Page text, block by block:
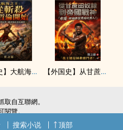
【外国史】大航海之王：从斩杀麦哲伦开始（菲律宾） 【外国史】从甘蔗田奴隶到帝国战神：布萨，那个撕裂黑暗的男人！（巴贝多）
自互聯網。
閱覽。
系我們。
搜索小说 顶部